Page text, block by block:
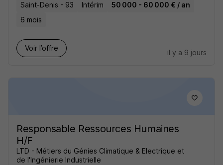
Saint-Denis - 93 Intérim
50 000 - 60 000 € / an
6 mois
Voir l’offre
il y a 9 jours
Responsable Ressources Humaines
H/F
LTD - Métiers du Génies Climatique & Electrique et
de l'Ingénierie Industrielle